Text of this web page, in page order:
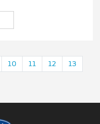
10 11 12 13